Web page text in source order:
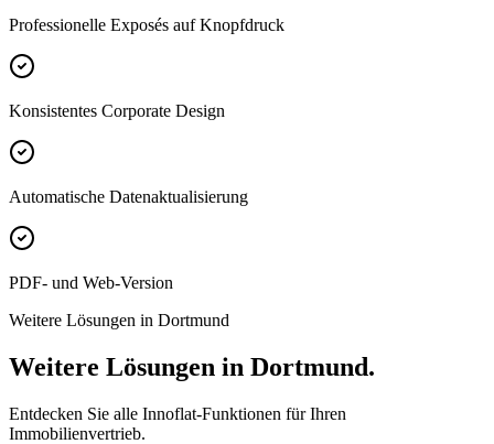
Professionelle Exposés auf Knopfdruck
Konsistentes Corporate Design
Automatische Datenaktualisierung
PDF- und Web-Version
Weitere Lösungen in Dortmund
Weitere Lösungen in Dortmund.
Entdecken Sie alle Innoflat-Funktionen für Ihren
Immobilienvertrieb.